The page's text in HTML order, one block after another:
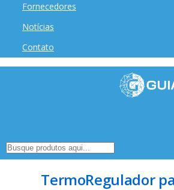
Fornecedores
Notícias
Contato
TermoRegulador